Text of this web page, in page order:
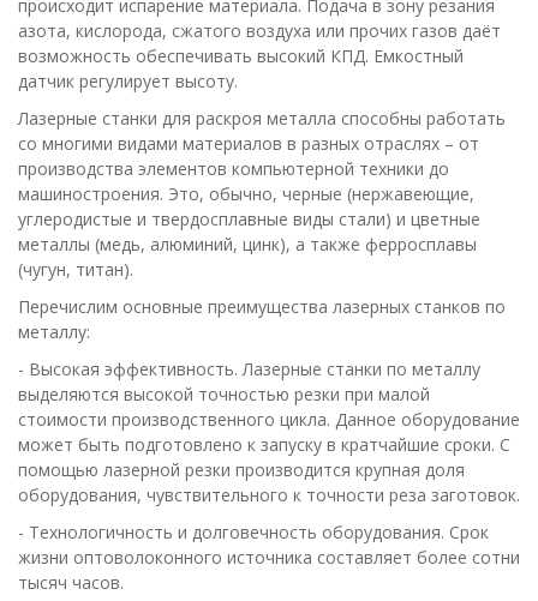
происходит испарение материала. Подача в зону резания
азота, кислорода, сжатого воздуха или прочих газов даёт
возможность обеспечивать высокий КПД. Емкостный
датчик регулирует высоту.
Лазерные станки для раскроя металла способны работать
со многими видами материалов в разных отраслях – от
производства элементов компьютерной техники до
машиностроения. Это, обычно, черные (нержавеющие,
углеродистые и твердосплавные виды стали) и цветные
металлы (медь, алюминий, цинк), а также ферросплавы
(чугун, титан).
Перечислим основные преимущества лазерных станков по
металлу:
- Высокая эффективность. Лазерные станки по металлу
выделяются высокой точностью резки при малой
стоимости производственного цикла. Данное оборудование
может быть подготовлено к запуску в кратчайшие сроки. С
помощью лазерной резки производится крупная доля
оборудования, чувствительного к точности реза заготовок.
- Технологичность и долговечность оборудования. Срок
жизни оптоволоконного источника составляет более сотни
тысяч часов.